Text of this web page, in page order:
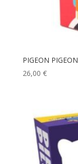
PIGEON PIGEON
26,00 €